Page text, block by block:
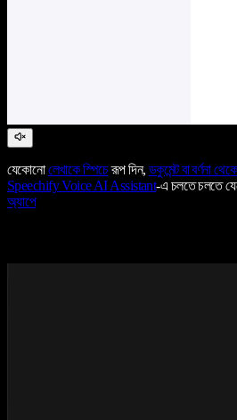
যেকোনোলেখাকে স্পিচেরূপ দিন, ডকুমেন্ট বা বর্ণনা
Speechify Voice AI Assistant-এ চলতে চলতে
অ্যাপে